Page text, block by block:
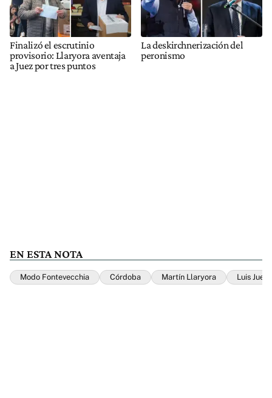
Finalizó el escrutinio
provisorio: Llaryora aventaja
a Juez por tres puntos
La deskirchnerización del
peronismo
EN ESTA NOTA
Modo Fontevecchia Córdoba Martín Llaryora Luis Juez